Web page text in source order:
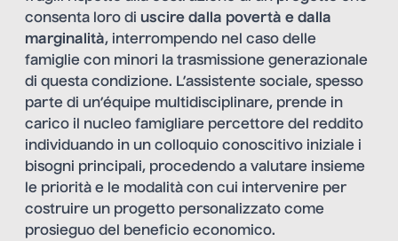
consenta loro di uscire dalla povertà e dalla
marginalità, interrompendo nel caso delle
famiglie con minori la trasmissione generazionale
di questa condizione. L’assistente sociale, spesso
parte di un’équipe multidisciplinare, prende in
carico il nucleo famigliare percettore del reddito
individuando in un colloquio conoscitivo iniziale i
bisogni principali, procedendo a valutare insieme
le priorità e le modalità con cui intervenire per
costruire un progetto personalizzato come
prosieguo del beneficio economico.